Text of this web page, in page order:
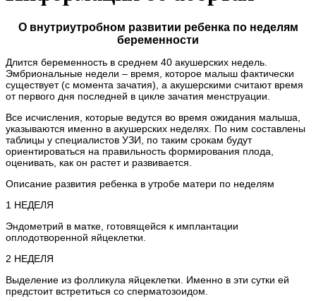
О внутриутробном развитии ребенка по неделям
беременности
Длится беременность в среднем 40 акушерских недель.
Эмбриональные недели – время, которое малыш фактически
существует (с момента зачатия), а акушерскими считают время
от первого дня последней в цикле зачатия менструации.
Все исчисления, которые ведутся во время ожидания малыша,
указываются именно в акушерских неделях. По ним составлены
таблицы у специалистов УЗИ, по таким срокам будут
ориентироваться на правильность формирования плода,
оценивать, как он растет и развивается.
Описание развития ребенка в утробе матери по неделям
1 НЕДЕЛЯ
Эндометрий в матке, готовящейся к имплантации
оплодотворенной яйцеклетки.
2 НЕДЕЛЯ
Выделение из фолликула яйцеклетки. Именно в эти сутки ей
предстоит встретиться со сперматозоидом.